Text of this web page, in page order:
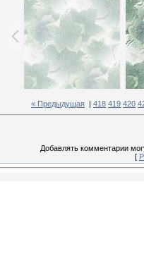
« Предыдущая 418 419 420
Добавлять комментарии
[